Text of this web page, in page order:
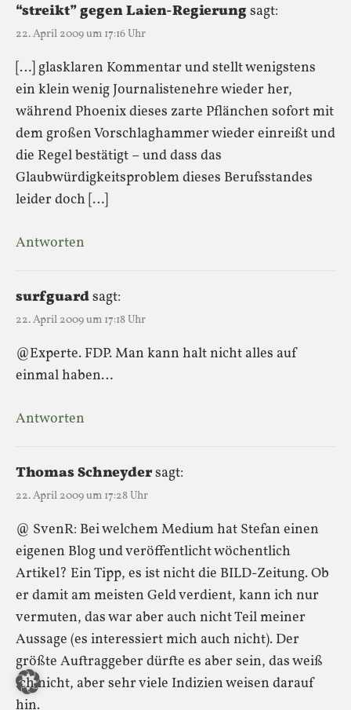
“streikt” gegen Laien-Regierungsagt:
22. April 2009 um 17:16 Uhr
[…] glasklaren Kommentar und stellt wenigstens
ein klein wenig Journalistenehre wieder her,
während Phoenix dieses zarte Pflänchen sofort mit
dem großen Vorschlaghammer wieder einreißt und
die Regel bestätigt – und dass das
Glaubwürdigkeitsproblem dieses Berufsstandes
leider doch […]
Antworten
surfguardsagt:
22. April 2009 um 17:18 Uhr
@Experte. FDP. Man kann halt nicht alles auf
einmal haben…
Antworten
Thomas Schneydersagt:
22. April 2009 um 17:28 Uhr
@ SvenR: Bei welchem Medium hat Stefan einen
eigenen Blog und veröffentlicht wöchentlich
Artikel? Ein Tipp, es ist nicht die BILD-Zeitung. Ob
er damit am meisten Geld verdient, kann ich nur
vermuten, das war aber auch nicht Teil meiner
Aussage (es interessiert mich auch nicht). Der
größte Auftraggeber dürfte es aber sein, das weiß
ich nicht, aber sehr viele Indizien weisen darauf
hin.